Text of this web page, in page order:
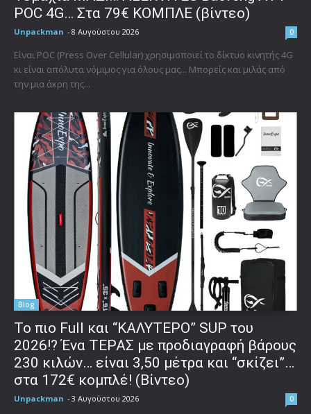
POC 4G… Στα 79€ ΚΟΜΠΛΕ (βίντεο)
Unpackman - 8 Αυγούστου 2026 0
Είναι POC (Press Over Cellular) χρησιμοποιεί το δίκτυο κινητής 4G
κι είναι απόλυτα νόμιμος για όλους μας... Μπορείς και μιλάς από
την μια άκρη της...
Blog
To πιο Full και “ΚΑΛΥΤΕΡΟ” SUP του
2026!? Ένα ΤΕΡΑΣ με προδιαγραφή βάρους
230 κιλών… είναι 3,50 μέτρα και “σκίζει”…
στα 172€ κομπλέ! (Βίντεο)
Unpackman - 3 Αυγούστου 2026 0